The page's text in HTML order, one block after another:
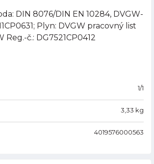
DIN 8076/DIN EN 10284, DVGW-
Plyn: DVGW pracovný list
Reg.-č.: DG7521CP0412
1/1
3,33 kg
4019576000563